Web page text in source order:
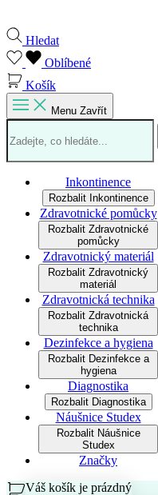
Hledat
Oblíbené
Košík
Menu Zavřít
Inkontinence
Rozbalit Inkontinence
Zdravotnické pomůcky
Rozbalit Zdravotnické
pomůcky
Zdravotnický materiál
Rozbalit Zdravotnický
materiál
Zdravotnická technika
Rozbalit Zdravotnická
technika
Dezinfekce a hygiena
Rozbalit Dezinfekce a
hygiena
Diagnostika
Rozbalit Diagnostika
Náušnice Studex
Rozbalit Náušnice
Studex
Značky
Váš košík je prázdný